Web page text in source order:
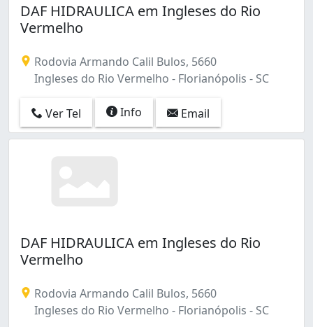
DAF HIDRAULICA em Ingleses do Rio
Vermelho
Rodovia Armando Calil Bulos, 5660
Ingleses do Rio Vermelho - Florianópolis - SC
Ver Tel Info Email
DAF HIDRAULICA em Ingleses do Rio
Vermelho
Rodovia Armando Calil Bulos, 5660
Ingleses do Rio Vermelho - Florianópolis - SC